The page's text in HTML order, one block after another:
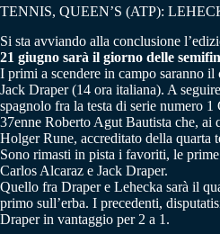
TENNIS, QUEEN’S (ATP):
Si sta avviando alla conclusione
21 giugno sarà il giorno delle
I primi a scendere in campo saranno
Jack Draper (14 ora italiana). A
spagnolo fra la testa di serie numero
37enne Roberto Agut Bautista che, ai
Holger Rune, accreditato della quarta
Sono rimasti in pista i favoriti, le
Carlos Alcaraz e Jack Draper.
Quello fra Draper e Lehecka sarà il
primo sull’erba. I precedenti,
Draper in vantaggio per 2 a 1.